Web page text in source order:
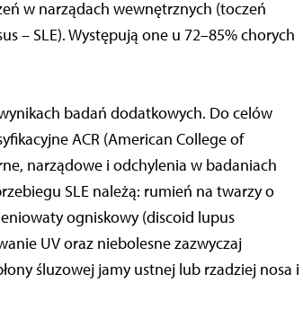
w narządach wewnętrznych (toczeń
– SLE). Występują one u 72–85% chorych
badań dodatkowych. Do celów
ACR (American College of
narządowe i odchylenia w badaniach
SLE należą: rumień na twarzy o
ogniskowy (discoid lupus
UV oraz niebolesne zazwyczaj
śluzowej jamy ustnej lub rzadziej nosa i